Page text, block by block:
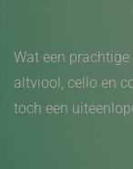
Wat een
altviool, cello en
toch een